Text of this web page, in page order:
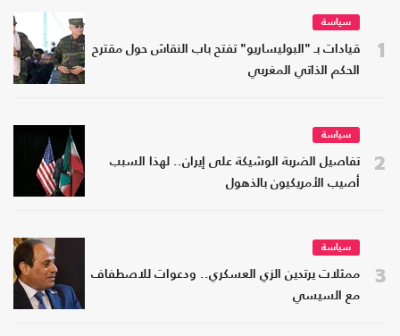
1
سياسة
قيادات بـ "البوليساريو" تفتح باب النقاش حول مقترح
الحكم الذاتي المغربي
2
سياسة
تفاصيل الضربة الوشيكة على إيران.. لهذا السبب
أصيب الأمريكيون بالذهول
3
سياسة
ممثلات يرتدين الزي العسكري.. ودعوات للاصطفاف
مع السيسي